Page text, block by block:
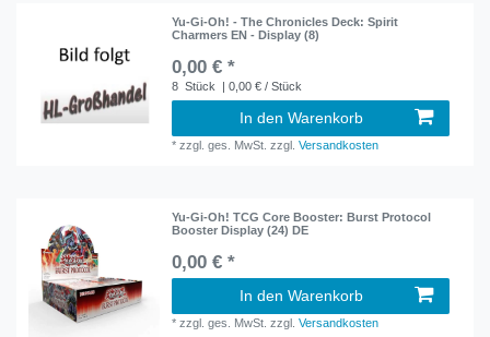
Yu-Gi-Oh! - The Chronicles Deck: Spirit
Charmers EN - Display (8)
0,00 € *
8 Stück | 0,00 € / Stück
In den Warenkorb
*zzgl. ges. MwSt. zzgl.Versandkosten
Yu-Gi-Oh! TCG Core Booster: Burst Protocol
Booster Display (24) DE
0,00 € *
In den Warenkorb
*zzgl. ges. MwSt. zzgl.Versandkosten